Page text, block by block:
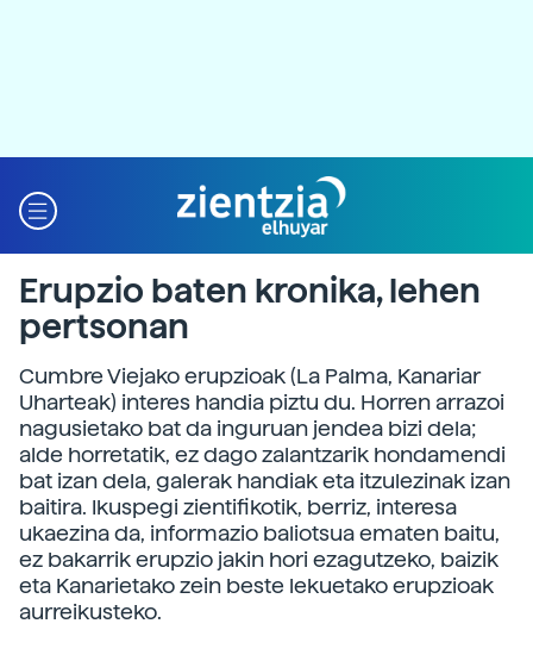
Erupzio baten kronika, lehen
pertsonan
Cumbre Viejako erupzioak (La Palma, Kanariar
Uharteak) interes handia piztu du. Horren arrazoi
nagusietako bat da inguruan jendea bizi dela;
alde horretatik, ez dago zalantzarik hondamendi
bat izan dela, galerak handiak eta itzulezinak izan
baitira. Ikuspegi zientifikotik, berriz, interesa
ukaezina da, informazio baliotsua ematen baitu,
ez bakarrik erupzio jakin hori ezagutzeko, baizik
eta Kanarietako zein beste lekuetako erupzioak
aurreikusteko.